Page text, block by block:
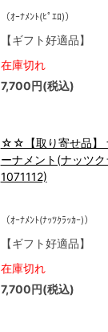
（ｵｰﾅﾒﾝﾄ(ﾋﾟｴﾛ)）
【ギフト好適品】
在庫切れ
7,700円(税込)
☆☆【取り寄せ品】
ーナメント(ナッツ
1071112)
（ｵｰﾅﾒﾝﾄ(ﾅｯﾂｸﾗｯｶｰ)）
【ギフト好適品】
在庫切れ
7,700円(税込)